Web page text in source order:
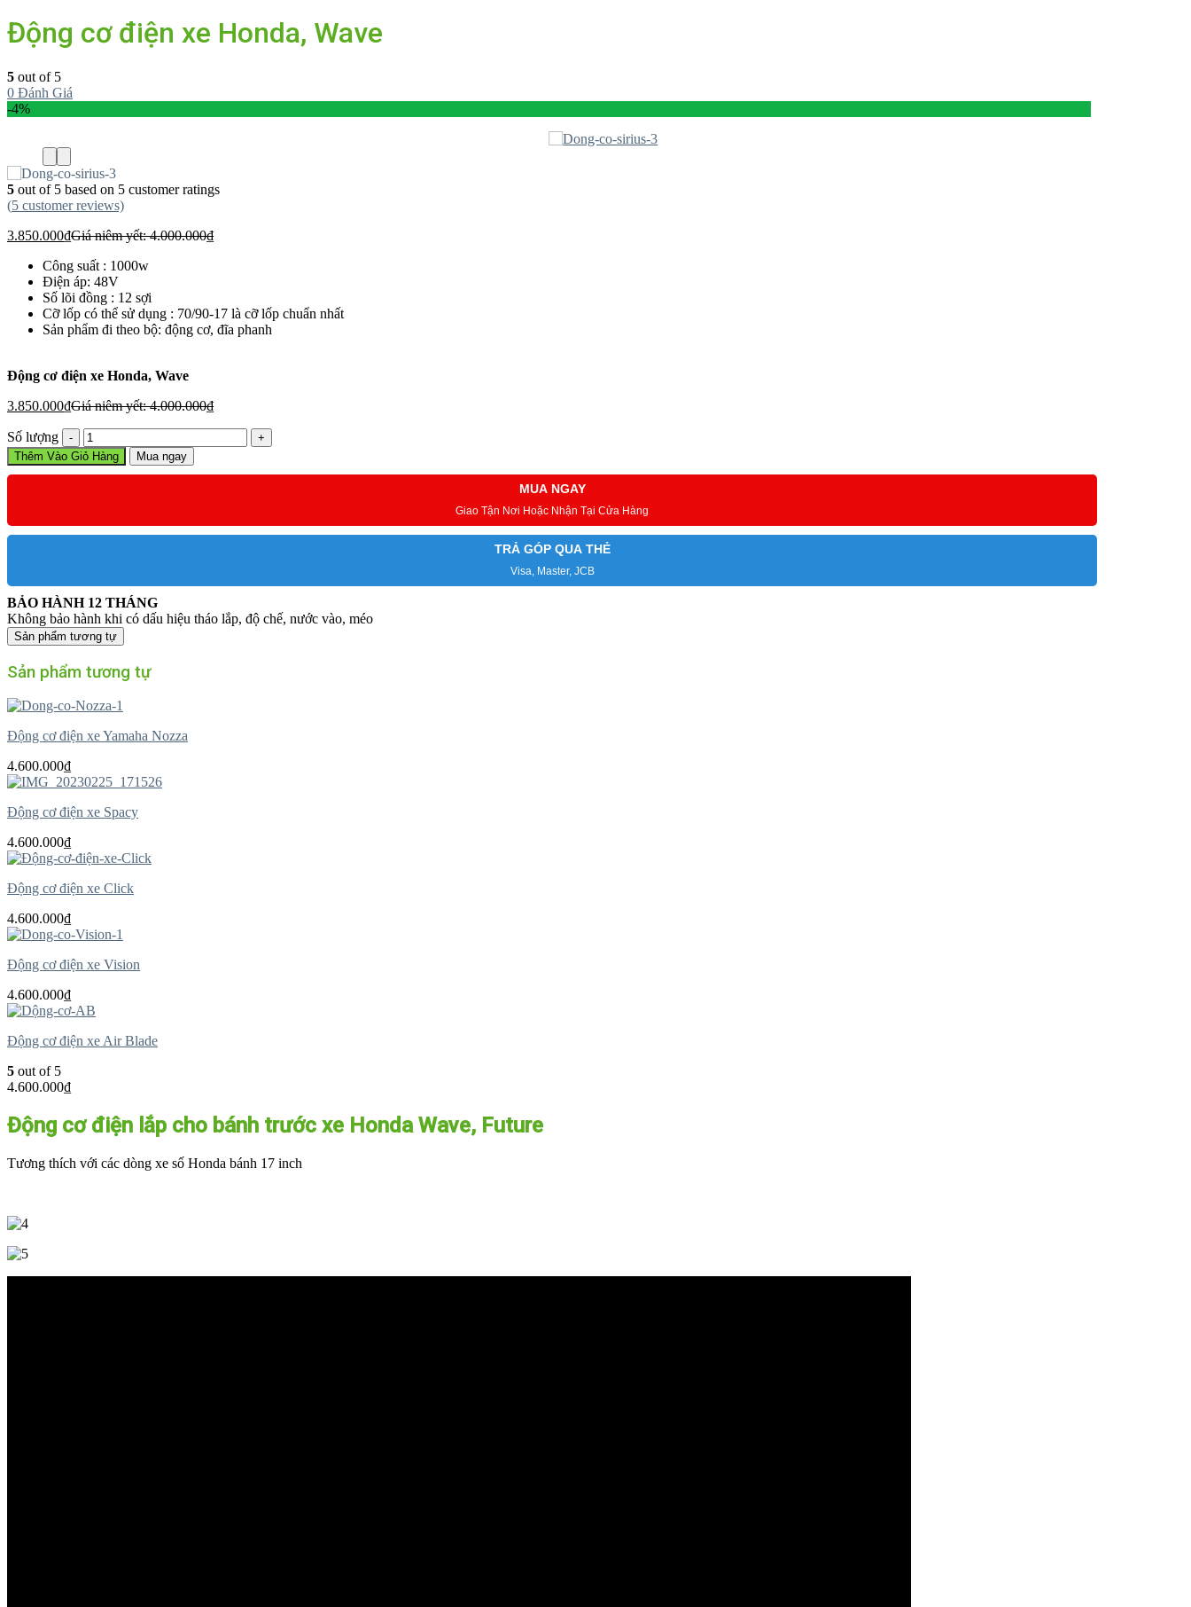
Động cơ điện xe Honda, Wave
5 out of 5
0 Đánh Giá
-4%
5 out of 5 based on 5 customer ratings
(5 customer reviews)
3.850.000₫Giá niêm yết:4.000.000₫
Công suất : 1000w
Điện áp: 48V
Số lõi đồng : 12 sợi
Cỡ lốp có thể sử dụng : 70/90-17 là cỡ lốp chuẩn nhất
Sản phẩm đi theo bộ: động cơ, đĩa phanh
Động cơ điện xe Honda, Wave
3.850.000₫Giá niêm yết:4.000.000₫
Số lượng
Động
cơ
điện
số
Thêm Vào Giỏ Hàng Mua ngay
MUA NGAY
Giao Tận Nơi Hoặc Nhận Tại Cửa Hàng
TRẢ GÓP QUA THẺ
Visa, Master, JCB
BẢO HÀNH 12 THÁNG
Không bảo hành khi có dấu hiệu tháo lắp, độ chế, nước vào, méo
Sản phẩm tương tự
Sản phẩm tương tự
Động cơ điện xe Yamaha Nozza
4.600.000₫
Động cơ điện xe Spacy
4.600.000₫
Động cơ điện xe Click
4.600.000₫
Động cơ điện xe Vision
4.600.000₫
Động cơ điện xe Air Blade
5 out of 5
4.600.000₫
Động cơ điện lắp cho bánh trước xe Honda Wave, Future
Tương thích với các dòng xe số Honda bánh 17 inch